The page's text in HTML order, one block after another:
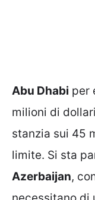
Abu Dhabi per
milioni di
stanzia sui 45
limite. Si sta
Azerbaijan,